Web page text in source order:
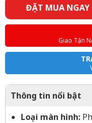
ĐẶT MUA NGAY
Giao Tận
Thông tin nổi bật
Loại màn hình: